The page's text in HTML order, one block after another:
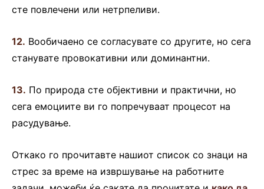
сте повлечени или нетрпеливи.
12. Вообичаено се согласувате со другите, но сега
станувате провокативни или доминантни.
13. По природа сте објективни и практични, но
сега емоциите ви го попречуваат процесот на
расудување.
Откако го прочитавте нашиот список со знаци на
стрес за време на извршување на работните